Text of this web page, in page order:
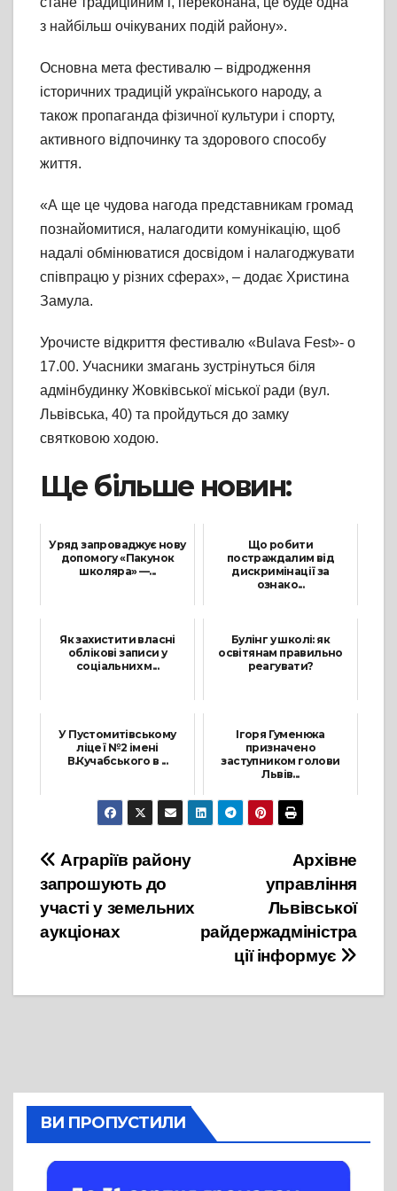
з найбільш очікуваних подій району».
Основна мета фестивалю – відродження
історичних традицій українського народу, а
також пропаганда фізичної культури і спорту,
активного відпочинку та здорового способу
життя.
«А ще це чудова нагода представникам громад
познайомитися, налагодити комунікацію, щоб
надалі обмінюватися досвідом і налагоджувати
співпрацю у різних сферах», – додає Христина
Замула.
Урочисте відкриття фестивалю «Bulava Fest»- о
17.00. Учасники змагань зустрінуться біля
адмінбудинку Жовківської міської ради (вул.
Львівська, 40) та пройдуться до замку
святковою ходою.
Ще більше новин:
Уряд запроваджує нову
допомогу «Пакунок
школяра» —...
Що робити
постраждалим від
дискримінації за
ознако...
Як захистити власні
облікові записи у
соціальних м...
Булінг у школі: як
освітянам правильно
реагувати?
У Пустомитівському
ліцеї №2 імені
В.Кучабського в ...
26 Листопада, 2024
Ігоря Гуменюка
призначено
заступником голови
Львів...
16 Жовтня, 2025
Навігація
записів
Архівне
управління
Львівської
райдержадміністра
ції інформує
Аграріїв району
запрошують до
участі у земельних
аукціонах
ВИ ПРОПУСТИЛИ